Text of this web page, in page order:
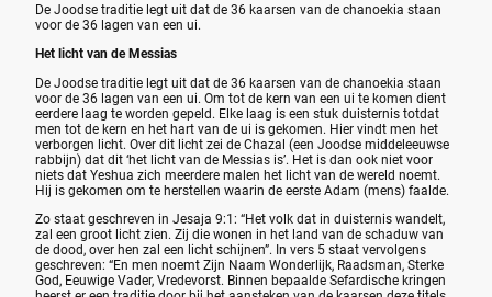
De Joodse traditie legt uit dat de 36 kaarsen van de chanoekia staan
voor de 36 lagen van een ui.
Het licht van de Messias
De Joodse traditie legt uit dat de 36 kaarsen van de chanoekia staan
voor de 36 lagen van een ui. Om tot de kern van een ui te komen dient
eerdere laag te worden gepeld. Elke laag is een stuk duisternis totdat
men tot de kern en het hart van de ui is gekomen. Hier vindt men het
verborgen licht. Over dit licht zei de Chazal (een Joodse middeleeuwse
rabbijn) dat dit ‘het licht van de Messias is’. Het is dan ook niet voor
niets dat Yeshua zich meerdere malen het licht van de wereld noemt.
Hij is gekomen om te herstellen waarin de eerste Adam (mens) faalde.
Zo staat geschreven in Jesaja 9:1: “Het volk dat in duisternis wandelt,
zal een groot licht zien. Zij die wonen in het land van de schaduw van
de dood, over hen zal een licht schijnen”. In vers 5 staat vervolgens
geschreven: “En men noemt Zijn Naam Wonderlijk, Raadsman, Sterke
God, Eeuwige Vader, Vredevorst. Binnen bepaalde Sefardische kringen